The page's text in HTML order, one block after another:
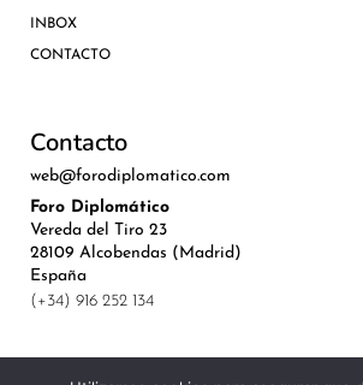
INBOX
CONTACTO
Contacto
web@forodiplomatico.com
Foro Diplomático
Vereda del Tiro 23
28109 Alcobendas (Madrid)
España
(+34) 916 252 134